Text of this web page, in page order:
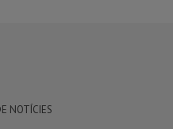
NOTÍCIES